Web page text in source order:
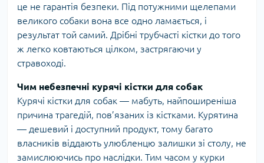
це не гарантія безпеки. Під потужними щелепами
великого собаки вона все одно ламається, і
результат той самий. Дрібні трубчасті кістки до того
ж легко ковтаються цілком, застрягаючи у
стравоході.
Чим небезпечні курячі кістки для собак
Курячі кістки для собак — мабуть, найпоширеніша
причина трагедій, пов’язаних із кістками. Курятина
— дешевий і доступний продукт, тому багато
власників віддають улюбленцю залишки зі столу, не
замислюючись про наслідки. Тим часом у курки